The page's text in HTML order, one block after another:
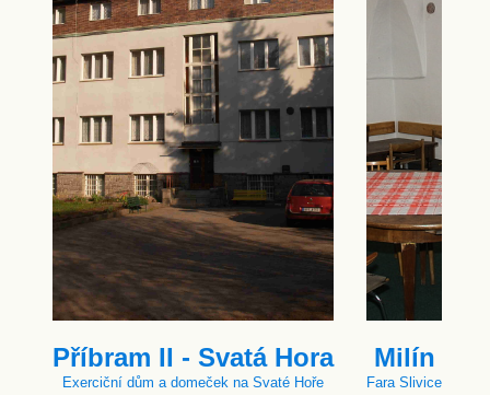
Příbram II - Svatá Hora
Exerciční dům a domeček na Svaté Hoře
Milín
Fara Slivice